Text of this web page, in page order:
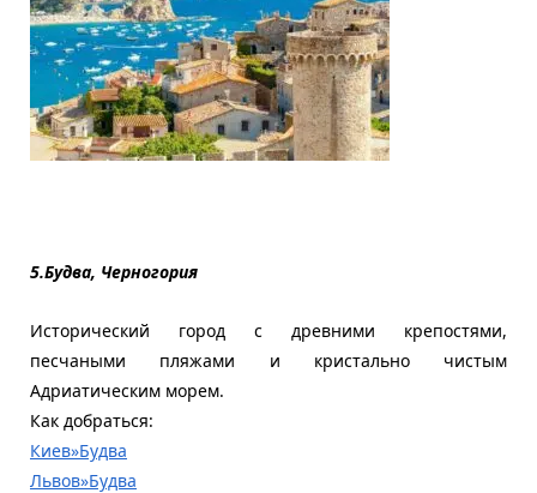
5.Будва, Черногория
Исторический город с древними крепостями,
песчаными пляжами и кристально чистым
Адриатическим морем.
Как добраться:
Киев»Будва
Львов»Будва